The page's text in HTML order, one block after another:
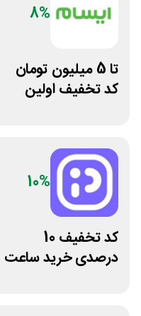
8%
تا 5 میلیون تومان
کد تخفیف اولین
10%
کد تخفیف 10
درصدی خرید ساعت